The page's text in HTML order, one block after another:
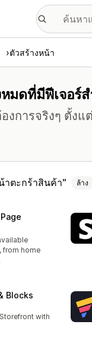
ตัวสร้างหน้า
มดที่มีฟีเจอร์
การจริงๆ ตั้งแ
าตะกร้าสินค้า ล้าง
from home
Blocks
with